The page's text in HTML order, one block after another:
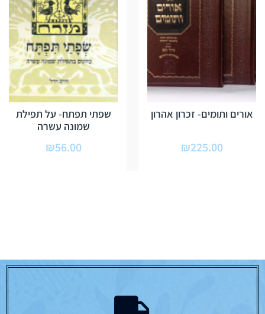
אורים ותומים- זכרון אהרון
₪225.00
שפתי תפתח- על תפילת
שמונה עשרה
₪56.00